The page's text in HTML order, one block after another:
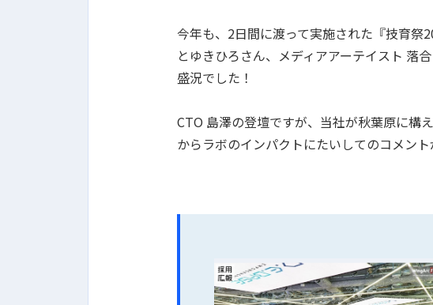
今年も、2日間に渡って実施された『技育
とゆきひろさん、メディアアーテイスト 落
盛況でした！
CTO 島澤の登壇ですが、当社が秋葉原に構
からラボのインパクトにたいしてのコメン